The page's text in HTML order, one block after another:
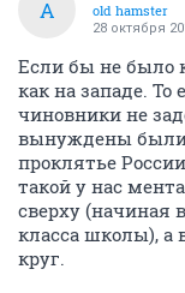
A
old hamster
28 октября
Если бы не было
как на западе. То
чиновники не
вынуждены были
проклятье
такой у нас
сверху (начиная
класса школы), а
круг.